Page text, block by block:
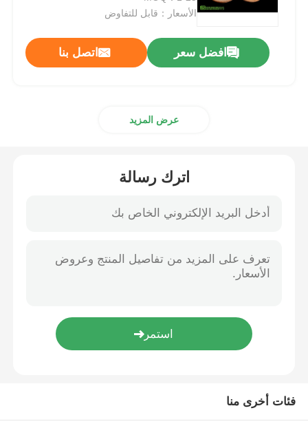
البيع بالجملة
الملحق المشترك MSM للخيول
بودرة الشعر ام اس ام
بلورات MSM النقية
الأسعار：قابل للتفاوض
افضل سعر اتصل بنا
عرض المزيد
اترك رسالة
فئات أخرى منا